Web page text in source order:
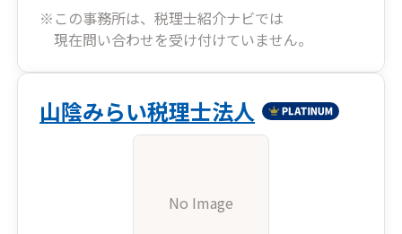
※この事務所は、税理士紹介ナビでは
現在問い合わせを受け付けていません。
山陰みらい税理士法人
No Image